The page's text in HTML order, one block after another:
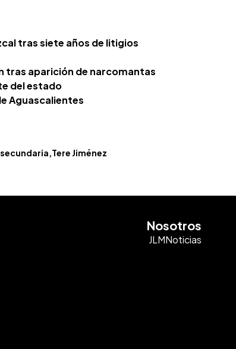
tras siete años de litigios
tras aparición de narcomantas
del estado
Aguascalientes
Tere Jiménez
Nosotros
JLMNoticias